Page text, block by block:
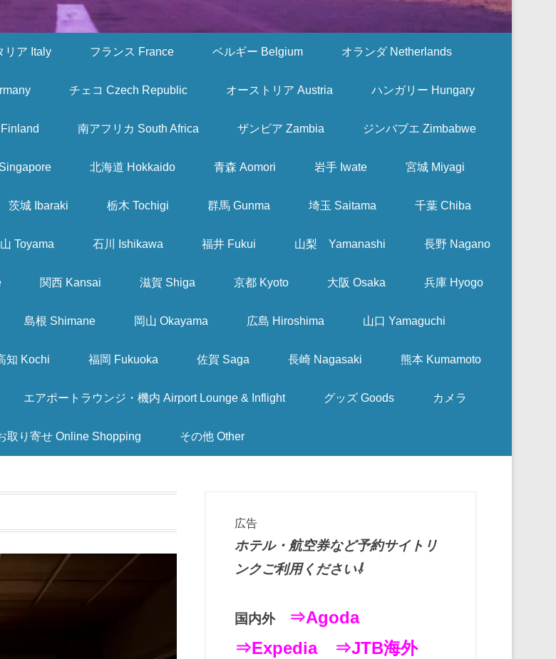
リア Italy フランス France ベルギー Belgium オランダ Netherlands
チェコ Czech Republic オーストリア Austria ハンガリー Hungary
南アフリカ South Africa ザンビア Zambia ジンバブエ Zimbabwe
北海道 Hokkaido 青森 Aomori 岩手 Iwate 宮城 Miyagi
茨城 Ibaraki 栃木 Tochigi 群馬 Gunma 埼玉 Saitama 千葉 Chiba
Toyama 石川 Ishikawa 福井 Fukui 山梨 Yamanashi 長野 Nagano
関西 Kansai 滋賀 Shiga 京都 Kyoto 大阪 Osaka 兵庫 Hyogo
島根 Shimane 岡山 Okayama 広島 Hiroshima 山口 Yamaguchi
知 Kochi 福岡 Fukuoka 佐賀 Saga 長崎 Nagasaki 熊本 Kumamoto
エアポートラウンジ・機内 Airport Lounge & Inflight グッズ Goods カメラ
取り寄せ Online Shopping その他 Other
広告
ホテル・航空券など予約サイトリ
ンクご利用ください⇩
国内外
⇒Agoda
⇒Expedia
⇒JTB海外